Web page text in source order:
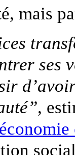
mais
ses
,